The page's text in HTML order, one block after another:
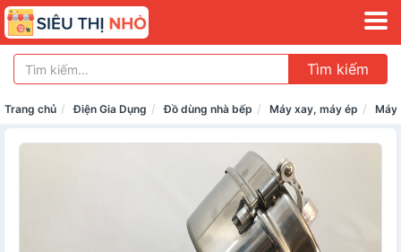
Tìm kiếm
Trang chủ Điện Gia Dụng Đồ dùng nhà bếp Máy xay, máy ép Máy